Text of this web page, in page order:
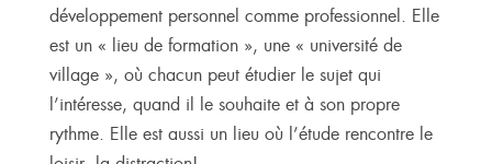
développement personnel comme professionnel. Elle
est un « lieu de formation », une « université de
village », où chacun peut étudier le sujet qui
l’intéresse, quand il le souhaite et à son propre
rythme. Elle est aussi un lieu où l’étude rencontre le